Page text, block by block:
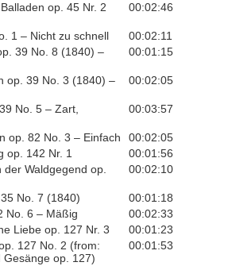
op. 45 Nr. 2
00:02:46
1 – Nicht zu schnell
00:02:11
39 No. 8 (1840) –
00:01:15
op. 39 No. 3 (1840) –
00:02:05
No. 5 – Zart,
00:03:57
op. 82 No. 3 – Einfach
00:02:05
op. 142 Nr. 1
00:01:56
der Waldgegend op.
00:02:10
No. 7 (1840)
00:01:18
No. 6 – Mäßig
00:02:33
Liebe op. 127 Nr. 3
00:01:23
127 No. 2 (from:
Gesänge op. 127)
00:01:53